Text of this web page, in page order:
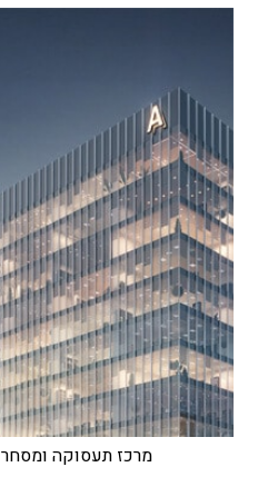
מרכז תעסוקה ומסחר ONYX, צומת סביון